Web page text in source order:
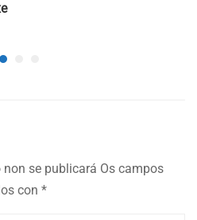
non se publicará Os campos
con *